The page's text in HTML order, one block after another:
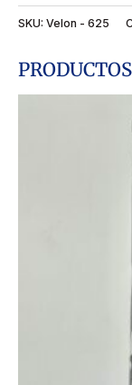
SKU: Velon - 625